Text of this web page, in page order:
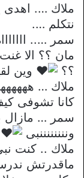
ملاك …. اهدى
نتكلم ….
سمر …..
مان ؟؟ الا
؟؟
وين
ملاك …
كانا تشوفى
سمر … مازال
وننننننننبى
ملاك .. كنت
ماقدرتش